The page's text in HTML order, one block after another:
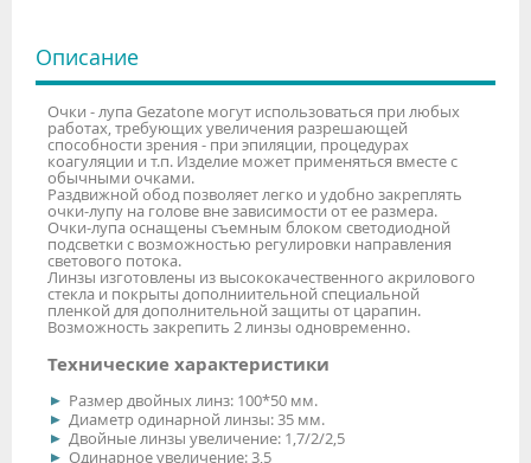
Описание
Очки - лупа Gezatone могут использоваться при любых
работах, требующих увеличения разрешающей
способности зрения - при эпиляции, процедурах
коагуляции и т.п. Изделие может применяться вместе с
обычными очками.
Раздвижной обод позволяет легко и удобно закреплять
очки-лупу на голове вне зависимости от ее размера.
Очки-лупа оснащены съемным блоком светодиодной
подсветки с возможностью регулировки направления
светового потока.
Линзы изготовлены из высококачественного акрилового
стекла и покрыты дополниительной специальной
пленкой для дополнительной защиты от царапин.
Возможность закрепить 2 линзы одновременно.
Технические характеристики
Размер двойных линз: 100*50 мм.
Диаметр одинарной линзы: 35 мм.
Двойные линзы увеличение: 1,7/2/2,5
Одинарное увеличение: 3,5